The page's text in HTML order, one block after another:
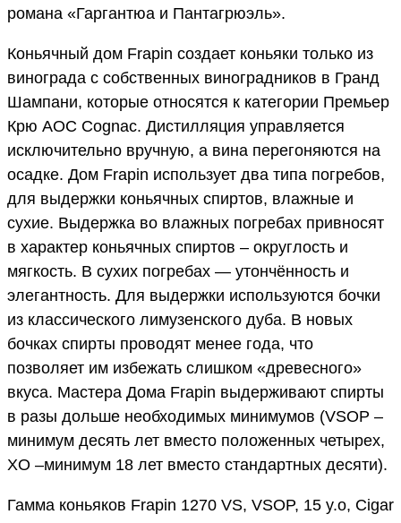
романа «Гаргантюа и Пантагрюэль».
Коньячный дом Frapin создает коньяки только из
винограда с собственных виноградников в Гранд
Шампани, которые относятся к категории Премьер
Крю AOC Cognac. Дистилляция управляется
исключительно вручную, а вина перегоняются на
осадке. Дом Frapin использует два типа погребов,
для выдержки коньячных спиртов, влажные и
сухие. Выдержка во влажных погребах привносят
в характер коньячных спиртов – округлость и
мягкость. В сухих погребах — утончённость и
элегантность. Для выдержки используются бочки
из классического лимузенского дуба. В новых
бочках спирты проводят менее года, что
позволяет им избежать слишком «древесного»
вкуса. Мастера Дома Frapin выдерживают спирты
в разы дольше необходимых минимумов (VSOP –
минимум десять лет вместо положенных четырех,
XO –минимум 18 лет вместо стандартных десяти).
Гамма коньяков Frapin 1270 VS, VSOP, 15 y.o, Cigar